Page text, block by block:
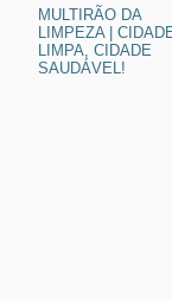
MULTIRÃO DA
LIMPEZA |
LIMPA, CIDADE
SAUDÁVEL!